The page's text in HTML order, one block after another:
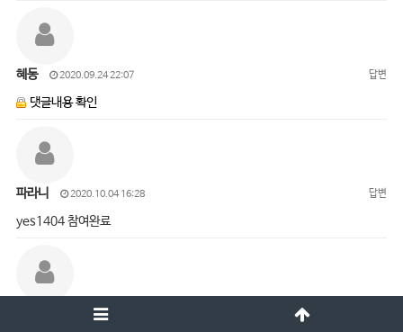
혜동 2020.09.24 22:07 답변
댓글내용 확인
파라니 2020.10.04 16:28 답변
yes1404 참여완료
2020.10.05 15:01